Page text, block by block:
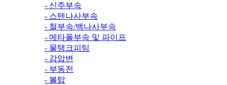
- 신주부속
- 스텐나사부속
- 철부속/백나사부속
- 메타폴부속 및 파이프
- 물탱크피팅
- 감압변
- 부동전
- 볼탑